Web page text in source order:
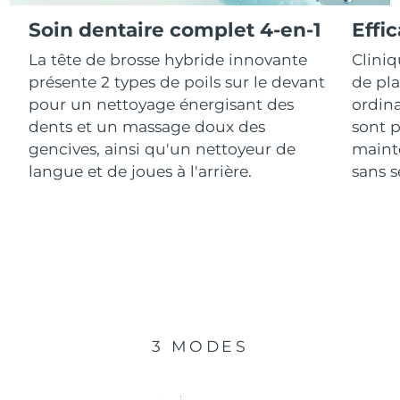
Soin dentaire complet 4-en-1
La tête de brosse hybride innovante
présente 2 types de poils sur le devant
pour un nettoyage énergisant des
dents et un massage doux des
gencives, ainsi qu'un nettoyeur de
langue et de joues à l'arrière.
de
sont
sans
3 MODES
R.A.S. chinoise de
Macao
Malaisie Livraison estimée 8/12/26
Malte Livraison estimée 8/9/26
Mexique
Livraison estimée